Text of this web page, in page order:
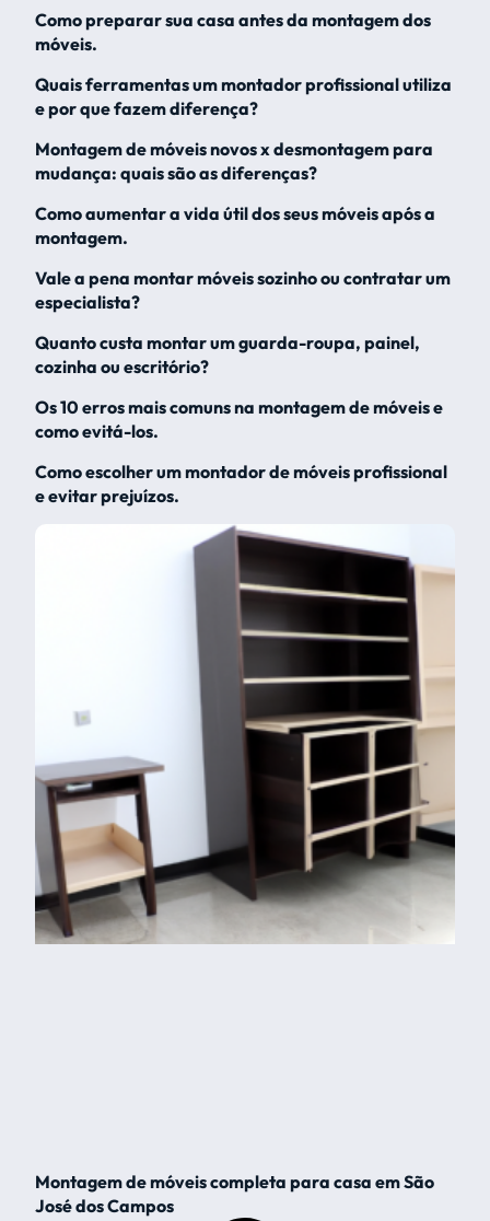
Como preparar sua casa antes da montagem dos
móveis.
Quais ferramentas um montador profissional utiliza
e por que fazem diferença?
Montagem de móveis novos x desmontagem para
mudança: quais são as diferenças?
Como aumentar a vida útil dos seus móveis após a
montagem.
Vale a pena montar móveis sozinho ou contratar um
especialista?
Quanto custa montar um guarda-roupa, painel,
cozinha ou escritório?
Os 10 erros mais comuns na montagem de móveis e
como evitá-los.
Como escolher um montador de móveis profissional
e evitar prejuízos.
Montagem de móveis completa para casa em São
José dos Campos